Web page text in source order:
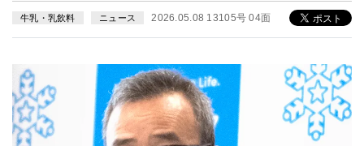
牛乳・乳飲料 ニュース 2026.05.08 13105号 04面